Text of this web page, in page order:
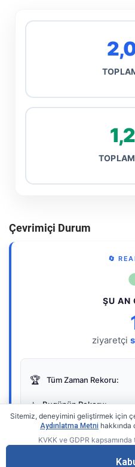
Çevrimiçi Durum
🔄
ŞU AN
ziyaretçi
🏆 Tüm Zaman Rekoru:
⭐ Bugünün Rekoru:
Gerçek
Sitemiz, deneyimini geliştirmek için
Aydınlatma Metni
KVKK ve GDPR